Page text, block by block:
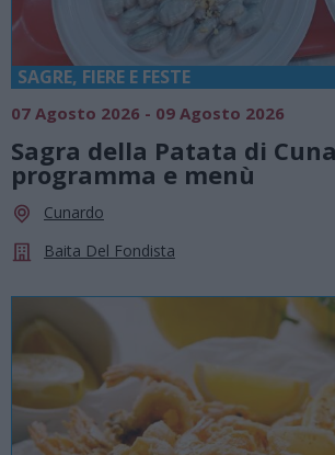
SAGRE, FIERE E FESTE
07 Agosto 2026 - 09 Agosto 2026
Sagra della Patata di
programma e menù
Cunardo
Baita Del Fondista